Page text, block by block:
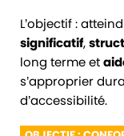
L’objectif :
significatif,
long terme et
s’approprier
d’accessibilité.